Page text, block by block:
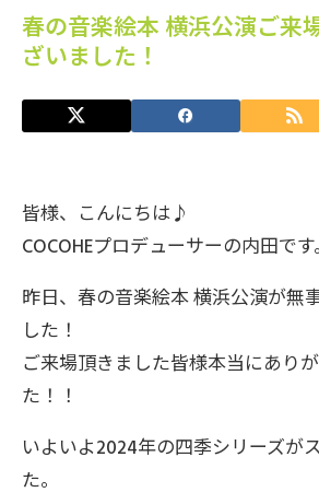
春の音楽絵本 横浜公演ご来
ざいました！
皆様、こんにちは♪
COCOHEプロデューサーの内田です。
昨日、春の音楽絵本 横浜公演が無
した！
ご来場頂きました皆様本当にあり
た！！
いよいよ2024年の四季シリーズが
た。